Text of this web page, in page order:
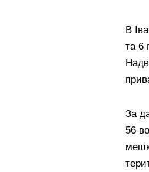
В
та 6
За
56